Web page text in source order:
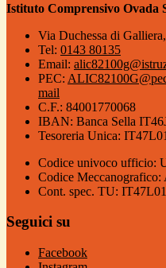
Istituto Comprensivo Ovada
Via Duchessa di
Tel: 0143 80135
Email:
PEC:
mail
C.F.: 84001770068
IBAN: Banca Sella
Tesoreria Unica:
Codice univoco ufficio:
Codice
Cont. spec. TU:
Seguici su
Facebook